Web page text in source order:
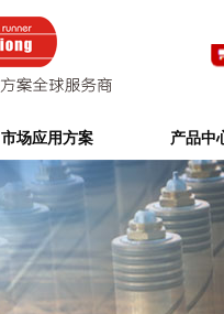
市场应用方案 产品中